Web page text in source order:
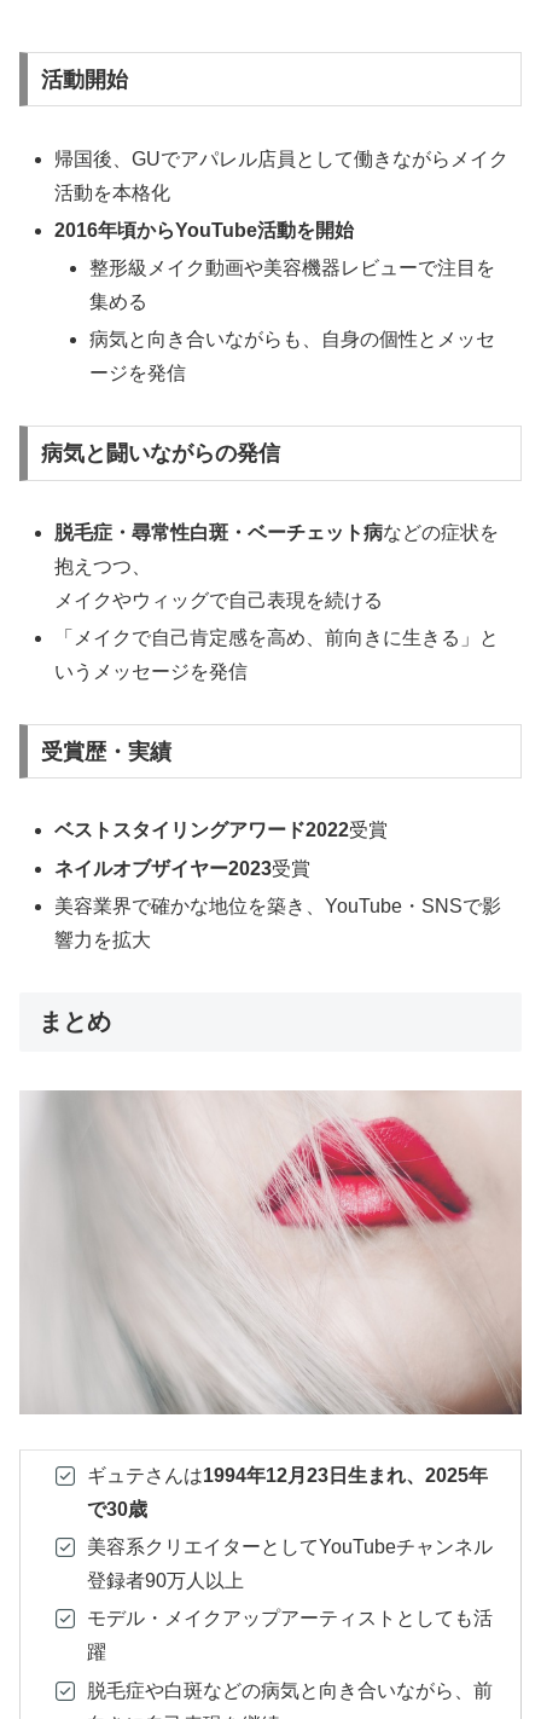
活動開始
帰国後、GUでアパレル店員として働きながらメイク
活動を本格化
2016年頃からYouTube活動を開始
整形級メイク動画や美容機器レビューで注目を
集める
病気と向き合いながらも、自身の個性とメッセ
ージを発信
病気と闘いながらの発信
脱毛症・尋常性白斑・ベーチェット病などの症状を
抱えつつ、
メイクやウィッグで自己表現を続ける
「メイクで自己肯定感を高め、前向きに生きる」と
いうメッセージを発信
受賞歴・実績
ベストスタイリングアワード2022受賞
ネイルオブザイヤー2023受賞
美容業界で確かな地位を築き、YouTube・SNSで影
響力を拡大
まとめ
ギュテさんは1994年12月23日生まれ、2025年
で30歳
美容系クリエイターとしてYouTubeチャンネル
登録者90万人以上
モデル・メイクアップアーティストとしても活
躍
脱毛症や白斑などの病気と向き合いながら、前